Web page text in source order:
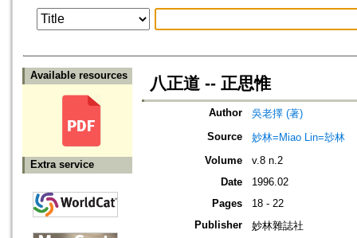
Available resources
Extra service
八正道 -- 正思惟
Author
吳老擇 (著)
Source
妙林=Miao Lin=玅林
Volume
v.8 n.2
Date
1996.02
Pages
18 - 22
Publisher
妙林雜誌社